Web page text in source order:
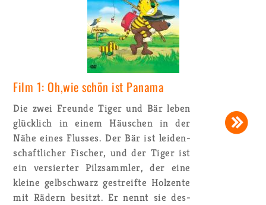
Film 1: Oh,wie schön ist Pa­na­ma
Die zwei Freun­de Tiger und Bär leben
glück­lich in einem Häus­chen in der
Nähe eines Flus­ses. Der Bär ist lei­den­
schaft­li­cher Fi­scher, und der Tiger ist
ein ver­sier­ter Pilz­samm­ler, der eine
klei­ne gelb­schwarz ge­streif­te Hol­zen­te
mit Rä­dern be­sitzt. Er nennt sie des­